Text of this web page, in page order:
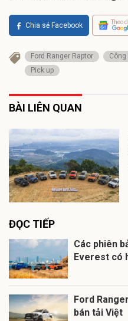
Chia sẻ Facebook Theo
Ford Ranger Raptor
Pick up
BÀI LIÊN QUAN
ĐỌC TIẾP
Các phiên
Everest có
Ford
bán tải Việt